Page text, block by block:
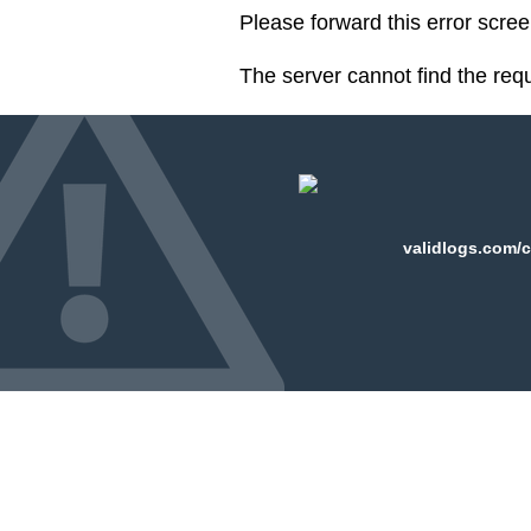
Please forward this error
The server cannot find the
validlogs.com/